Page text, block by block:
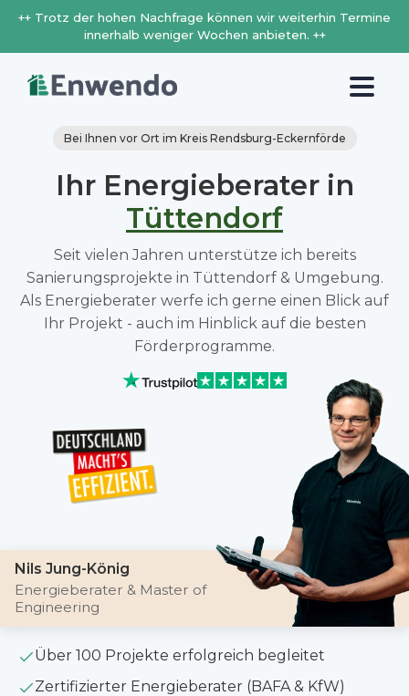
++ Trotz der hohen Nachfrage können wir weiterhin Termine
innerhalb weniger Wochen anbieten. ++
Bei Ihnen vor Ort im Kreis Rendsburg-Eckernförde
Ihr Energieberater in
Tüttendorf
Seit vielen Jahren unterstütze ich bereits
Sanierungsprojekte in Tüttendorf & Umgebung.
Als Energieberater werfe ich gerne einen Blick auf
Ihr Projekt - auch im Hinblick auf die besten
Förderprogramme.
Nils Jung-König
Energieberater & Master of
Engineering
Über 100 Projekte erfolgreich begleitet
Zertifizierter Energieberater (BAFA & KfW)